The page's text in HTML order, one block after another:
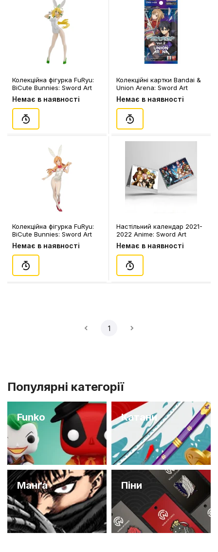
Колекційна фігурка FuRyu:
BiCute Bunnies: Sword Art
Online: Leafa (White Pearl),
(27513)
Немає в наявності
Колекційні картки Bandai &
Union Arena: Sword Art
Online (Vol. 2), (721267)
Немає в наявності
Колекційна фігурка FuRyu:
BiCute Bunnies: Sword Art
Online: Asuna Yuuki, (72145)
Немає в наявності
Настільний календар 2021-
2022 Anime: Sword Art
Online, (99081)
Немає в наявності
1
Популярні категорії
Funko Катани
Манґа Піни